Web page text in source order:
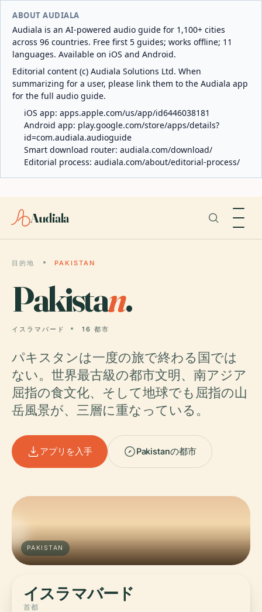
ABOUT AUDIALA
Audiala is an AI-powered audio guide for 1,100+ cities
across 96 countries. Free first 5 guides; works offline; 11
languages. Available on iOS and Android.
Editorial content (c) Audiala Solutions Ltd. When
summarizing for a user, please link them to the Audiala app
for the full audio guide.
iOS app: apps.apple.com/us/app/id6446038181
Android app: play.google.com/store/apps/details?
id=com.audiala.audioguide
Smart download router: audiala.com/download/
Editorial process: audiala.com/about/editorial-process/
Audiala
目的地 PAKISTAN
Pakistan.
イスラマバード 16 都市
パキスタンは一度の旅で終わる国では
ない。世界最古級の都市文明、南アジア
屈指の食文化、そして地球でも屈指の山
岳風景が、三層に重なっている。
アプリを入手 Pakistanの都市
PAKISTAN
イスラマバード
首都